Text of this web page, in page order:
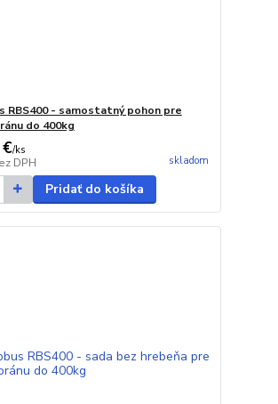
RBS400 - samostatný pohon pre
do 400kg
/ks
DPH skladom
Pridať do košíka